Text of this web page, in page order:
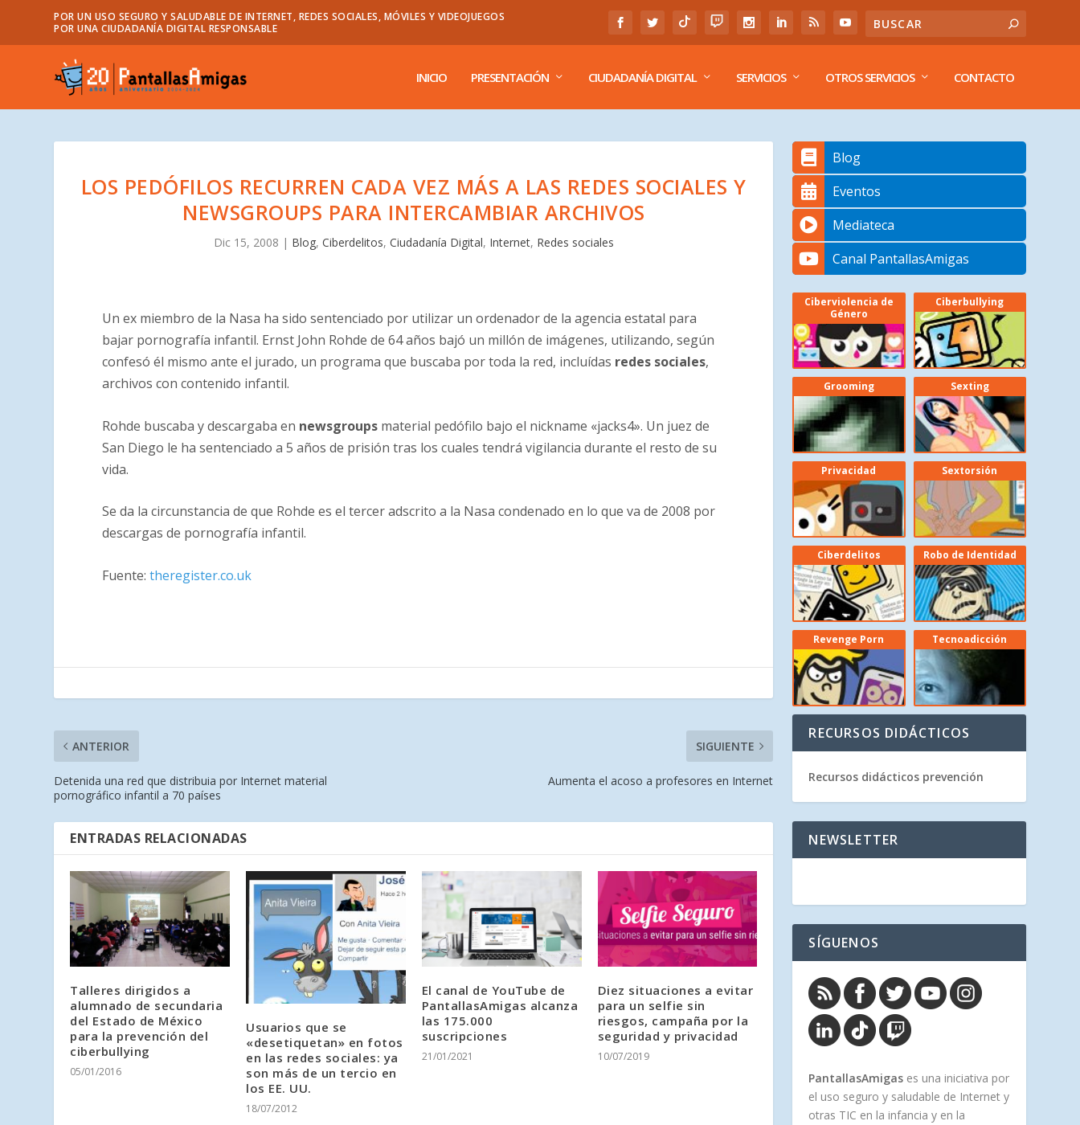
POR UN USO SEGURO Y SALUDABLE DE INTERNET, REDES SOCIALES, MÓVILES Y VIDEOJUEGOS
POR UNA CIUDADANÍA DIGITAL RESPONSABLE
INICIO PRESENTACIÓN CIUDADANÍA DIGITAL SERVICIOS OTROS SERVICIOS CONTACTO
LOS PEDÓFILOS RECURREN CADA VEZ MÁS A LAS REDES SOCIALES Y
NEWSGROUPS PARA INTERCAMBIAR ARCHIVOS
Dic 15, 2008 | Blog, Ciberdelitos, Ciudadanía Digital, Internet, Redes sociales
Un ex miembro de la Nasa ha sido sentenciado por utilizar un ordenador de la agencia estatal para
bajar pornografía infantil. Ernst John Rohde de 64 años bajó un millón de imágenes, utilizando, según
confesó él mismo ante el jurado, un programa que buscaba por toda la red, incluídas redes sociales,
archivos con contenido infantil.
Rohde buscaba y descargaba en newsgroups material pedófilo bajo el nickname «jacks4». Un juez de
San Diego le ha sentenciado a 5 años de prisión tras los cuales tendrá vigilancia durante el resto de su
vida.
Se da la circunstancia de que Rohde es el tercer adscrito a la Nasa condenado en lo que va de 2008 por
descargas de pornografía infantil.
Fuente:theregister.co.uk
ANTERIOR
Detenida una red que distribuia por Internet material
pornográfico infantil a 70 países
SIGUIENTE
Aumenta el acoso a profesores en Internet
ENTRADAS RELACIONADAS
Talleres dirigidos a
alumnado de secundaria
del Estado de México
para la prevención del
ciberbullying
05/01/2016
Usuarios que se
«desetiquetan» en fotos
en las redes sociales: ya
son más de un tercio en
los EE. UU.
18/07/2012
El canal de YouTube de
PantallasAmigas alcanza
las 175.000
suscripciones
21/01/2021
Diez situaciones a evitar
para un selfie sin
riesgos, campaña por la
seguridad y privacidad
10/07/2019
Blog
Eventos
Mediateca
Canal PantallasAmigas
Ciberviolencia de
Género
Ciberbullying
Grooming Sexting
Privacidad Sextorsión
Ciberdelitos Robo de Identidad
Revenge Porn Tecnoadicción
RECURSOS DIDÁCTICOS
Recursos didácticos prevención
NEWSLETTER
SÍGUENOS
PantallasAmigas es una iniciativa por
el uso seguro y saludable de Internet y
otras TIC en la infancia y en la